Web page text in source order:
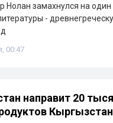
Нолан замахнулся на
-
00:47
направит 20